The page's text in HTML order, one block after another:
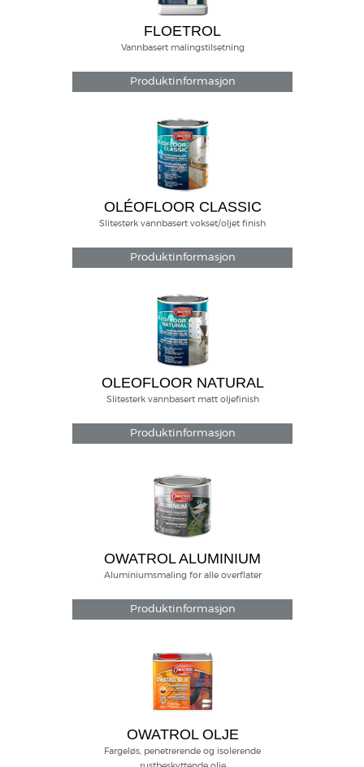
FLOETROL
Vannbasert malingstilsetning
Produktinformasjon
OLÉOFLOOR CLASSIC
Slitesterk vannbasert vokset/oljet finish
Produktinformasjon
OLEOFLOOR NATURAL
Slitesterk vannbasert matt oljefinish
Produktinformasjon
OWATROL ALUMINIUM
Aluminiumsmaling for alle overflater
Produktinformasjon
OWATROL OLJE
Fargeløs, penetrerende og isolerende